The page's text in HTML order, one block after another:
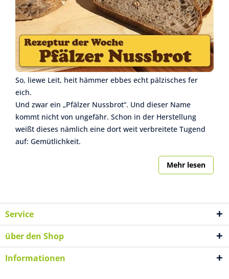
So, liewe Leit, heit hämmer ebbes echt pälzisches fer
eich.
Und zwar ein „Pfälzer Nussbrot“. Und dieser Name
kommt nicht von ungefähr. Schon in der Herstellung
weißt dieses nämlich eine dort weit verbreitete Tugend
auf: Gemütlichkeit.
Mehr lesen
Service
über den Shop
Informationen